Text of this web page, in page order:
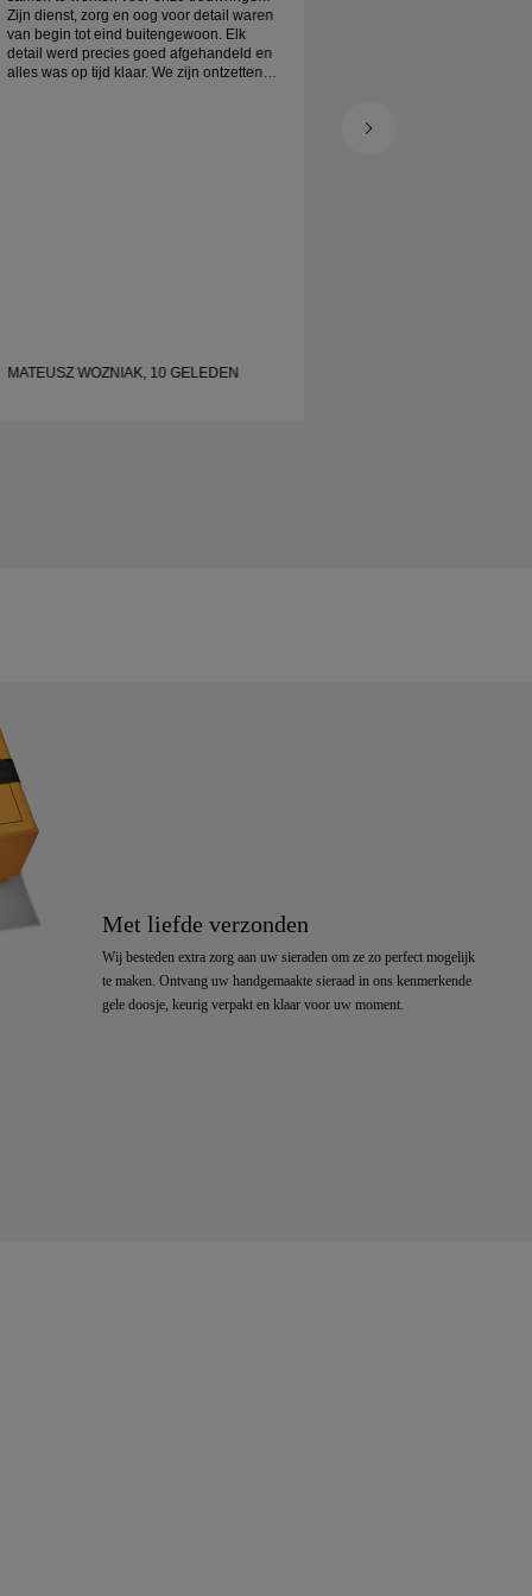
Zijn dienst, zorg en oog voor detail waren
van begin tot eind buitengewoon. Elk
detail werd precies goed afgehandeld en
alles was op tijd klaar. We zijn ontzettend
MATEUSZ WOZNIAK, 10 GELEDEN
Met liefde verzonden
Wij besteden extra zorg aan uw sieraden om ze zo perfect mogelijk
te maken. Ontvang uw handgemaakte sieraad in ons kenmerkende
gele doosje, keurig verpakt en klaar voor uw moment.